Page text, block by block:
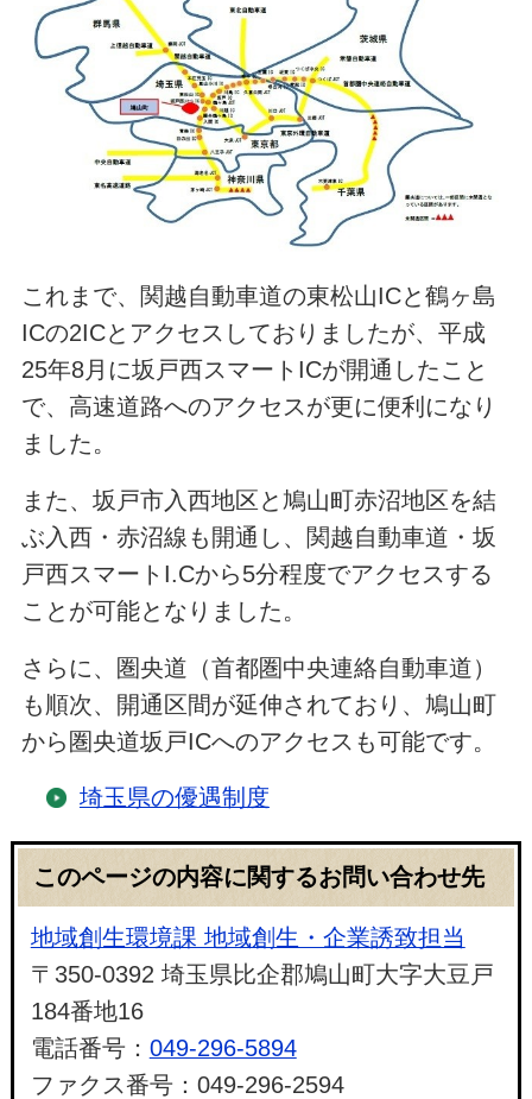
これまで、関越自動車道の東松山ICと鶴ヶ島
ICの2ICとアクセスしておりましたが、平成
25年8月に坂戸西スマートICが開通したこと
で、高速道路へのアクセスが更に便利になり
ました。
また、坂戸市入西地区と鳩山町赤沼地区を結
ぶ入西・赤沼線も開通し、関越自動車道・坂
戸西スマートI.Cから5分程度でアクセスする
ことが可能となりました。
さらに、圏央道（首都圏中央連絡自動車道）
も順次、開通区間が延伸されており、鳩山町
から圏央道坂戸ICへのアクセスも可能です。
埼玉県の優遇制度
このページの内容に関するお問い合わせ先
地域創生環境課 地域創生・企業誘致担当
〒350-0392 埼玉県比企郡鳩山町大字大豆戸
184番地16
電話番号： 049-296-5894
ファクス番号：049-296-2594